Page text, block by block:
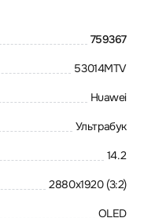
759367
53014MTV
Huawei
Ультрабук
14.2
2880x1920 (3:2)
OLED